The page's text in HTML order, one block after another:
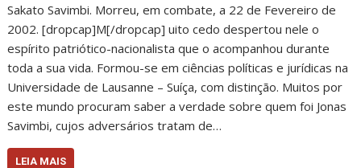
Sakato Savimbi. Morreu, em combate, a 22 de Fevereiro de
2002. [dropcap]M[/dropcap] uito cedo despertou nele o
espírito patriótico-nacionalista que o acompanhou durante
toda a sua vida. Formou-se em ciências políticas e jurídicas na
Universidade de Lausanne – Suíça, com distinção. Muitos por
este mundo procuram saber a verdade sobre quem foi Jonas
Savimbi, cujos adversários tratam de…
LEIA MAIS